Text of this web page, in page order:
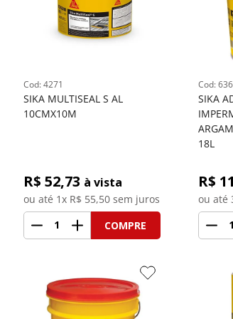
: 4271
SIKA MULTISEAL S AL
10CMX10M
R$ 52,73 à vista
ou até 1x R$ 55,50 sem juros
1
COMPRE
: 636
SIKA
18L
R$
ou até